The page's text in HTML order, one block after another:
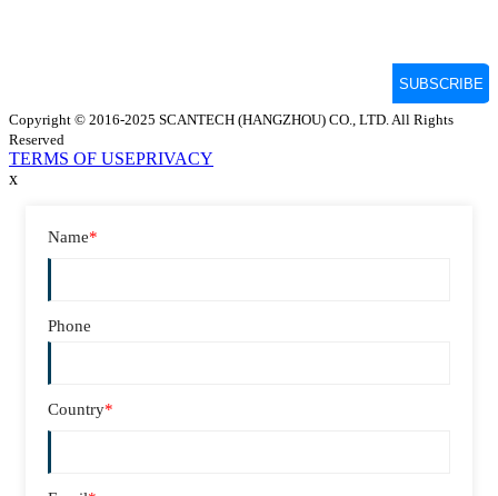
Copyright © 2016-2025 SCANTECH (HANGZHOU) CO., LTD. All Rights
Reserved
TERMS OF USEPRIVACY
x
Name*
Phone
Country*